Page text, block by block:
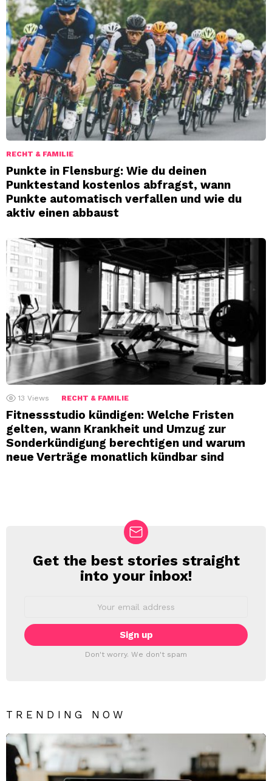
RECHT & FAMILIE
Punkte in Flensburg: Wie du deinen
Punktestand kostenlos abfragst, wann
Punkte automatisch verfallen und wie du
aktiv einen abbaust
13 Views RECHT & FAMILIE
Fitnessstudio kündigen: Welche Fristen
gelten, wann Krankheit und Umzug zur
Sonderkündigung berechtigen und warum
neue Verträge monatlich kündbar sind
NEWSLETTER
Get the best stories straight
into your inbox!
Don't worry. We don't spam
TRENDING NOW